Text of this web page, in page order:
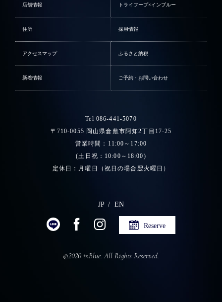
店舗情報 トライフープ×インブルー
住所 採用情報
アクセスマップ ふるさと納税
新着情報 ご予約・お問い合わせ
Tel 086-441-5070
〒710-0055 岡山県倉敷市阿知2丁目17-25
営業時間：11:00～17:00
(土日祝：10:00～18:00)
定休日：月曜日（祝日の場合翌火曜日）
JP EN
Reserve
©2020 inBlue. All Rights Reserved.